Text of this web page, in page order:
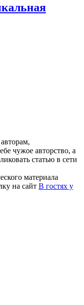
чужое авторство, а
статью в сети
материала
на сайт В гостях у